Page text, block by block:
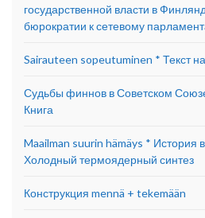
государственной власти в
бюрократии к сетевому
Sairauteen sopeutuminen * Текст
Судьбы финнов в Советском
Книга
Maailman suurin hämäys * История
Холодный термоядерный синтез
Конструкция mennä + tekemään